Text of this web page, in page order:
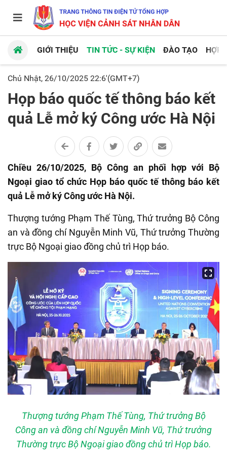
GIỚI THIỆU TIN TỨC - SỰ KIỆN ĐÀO TẠO HỢP
Chủ Nhật, 26/10/2025 22:6'(GMT+7)
Họp báo quốc tế thông báo kết
quả Lễ mở ký Công ước Hà Nội
Chiều 26/10/2025, Bộ Công an phối hợp với Bộ
Ngoại giao tổ chức Họp báo quốc tế thông báo kết
quả Lễ mở ký Công ước Hà Nội.
Thượng tướng Phạm Thế Tùng, Thứ trưởng Bộ Công
an và đồng chí Nguyễn Minh Vũ, Thứ trưởng Thường
trực Bộ Ngoại giao đồng chủ trì Họp báo.
Thượng tướng Phạm Thế Tùng, Thứ trưởng Bộ
Công an và đồng chí Nguyễn Minh Vũ, Thứ trưởng
Thường trực Bộ Ngoại giao đồng chủ trì Họp báo.